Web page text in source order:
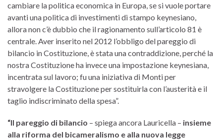
cambiare la politica economica in Europa, se si vuole portare
avanti una politica di investimenti di stampo keynesiano,
allora non c’è dubbio che il ragionamento sull’articolo 81 è
centrale. Aver inserito nel 2012 l’obbligo del pareggio di
bilancio in Costituzione, è stata una contraddizione, perché la
nostra Costituzione ha invece una impostazione keynesiana,
incentrata sul lavoro; fu una iniziativa di Monti per
stravolgere la Costituzione per sostituirla con l’austerità e il
taglio indiscriminato della spesa”.
“Il pareggio di bilancio – spiega ancora Lauricella – insieme
alla riforma del bicameralismo e alla nuova legge